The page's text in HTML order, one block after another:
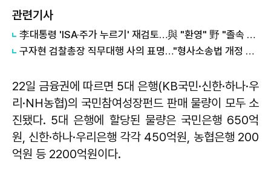
관련기사
李대통령 'ISA·주가 누르기' 재검토…與 "환영" 野 "졸속 국정" 外
구자현 검찰총장 직무대행 사의 표명…"형사소송법 개정 책임 통감" 外
22일 금융권에 따르면 5대 은행(KB국민·신한·하나·우
리·NH농협)의 국민참여성장펀드 판매 물량이 모두 소
진됐다. 5대 은행에 할당된 물량은 국민은행 650억
원, 신한·하나·우리은행 각각 450억원, 농협은행 200
억원 등 2200억원이다.